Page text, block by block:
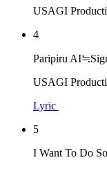
USAGI
4
Paripiru
USAGI
Lyric
5
I Want To Do